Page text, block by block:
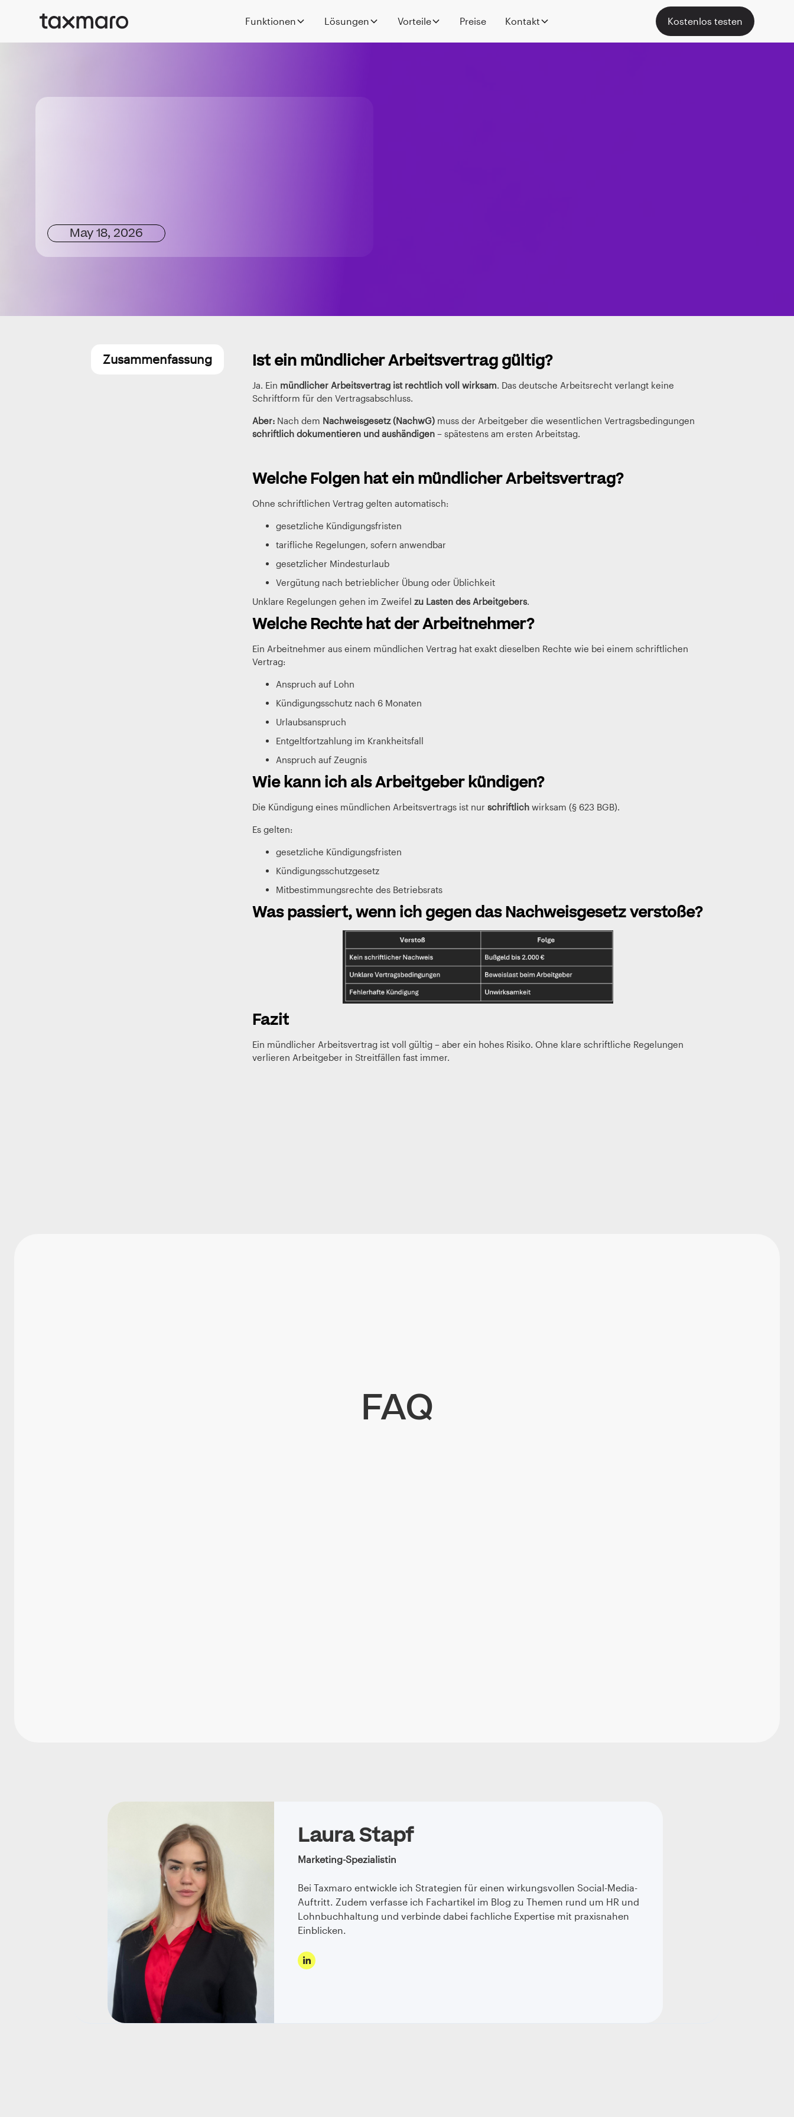
Funktionen Lösungen Vorteile Preise Kontakt Kostenlos testen
May 18, 2026
Zusammenfassung Ist ein mündlicher Arbeitsvertrag gültig?
Ja. Ein mündlicher Arbeitsvertrag ist rechtlich voll wirksam. Das deutsche Arbeitsrecht verlangt keine
Schriftform für den Vertragsabschluss.
Aber:Nach dem Nachweisgesetz (NachwG)muss der Arbeitgeber die wesentlichen Vertragsbedingungen
schriftlich dokumentieren und aushändigen– spätestens am ersten Arbeitstag.
Welche Folgen hat ein mündlicher Arbeitsvertrag?
Ohne schriftlichen Vertrag gelten automatisch:
gesetzliche Kündigungsfristen
tarifliche Regelungen, sofern anwendbar
gesetzlicher Mindesturlaub
Vergütung nach betrieblicher Übung oder Üblichkeit
Unklare Regelungen gehen im Zweifel zu Lasten des Arbeitgebers.
Welche Rechte hat der Arbeitnehmer?
Ein Arbeitnehmer aus einem mündlichen Vertrag hat exakt dieselben Rechte wie bei einem schriftlichen
Vertrag:
Anspruch auf Lohn
Kündigungsschutz nach 6 Monaten
Urlaubsanspruch
Entgeltfortzahlung im Krankheitsfall
Anspruch auf Zeugnis
Wie kann ich als Arbeitgeber kündigen?
Die Kündigung eines mündlichen Arbeitsvertrags ist nur schriftlichwirksam (§ 623 BGB).
Es gelten:
gesetzliche Kündigungsfristen
Kündigungsschutzgesetz
Mitbestimmungsrechte des Betriebsrats
Was passiert, wenn ich gegen das Nachweisgesetz verstoße?
Fazit
Ein mündlicher Arbeitsvertrag ist voll gültig – aber ein hohes Risiko. Ohne klare schriftliche Regelungen
verlieren Arbeitgeber in Streitfällen fast immer.
FAQ
Laura Stapf
Marketing-Spezialistin
Bei Taxmaro entwickle ich Strategien für einen wirkungsvollen Social-Media-
Auftritt. Zudem verfasse ich Fachartikel im Blog zu Themen rund um HR und
Lohnbuchhaltung und verbinde dabei fachliche Expertise mit praxisnahen
Einblicken.